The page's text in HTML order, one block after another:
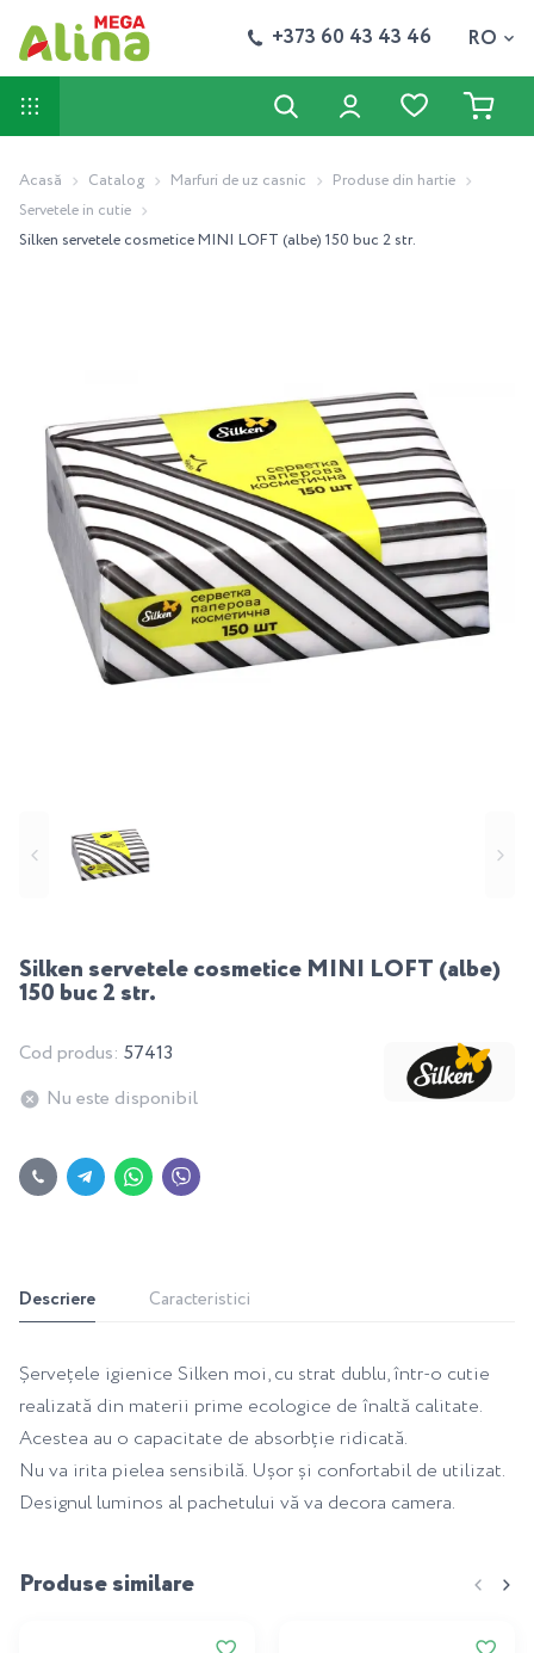
+373 60 43 43 46 RO
Acasă Catalog Marfuri de uz casnic
Produse din hartie
Servetele in cutie
Silken servetele cosmetice MINI LOFT (albe) 150 buc 2 str.
Silken servetele cosmetice MINI LOFT (albe)
150 buc 2 str.
Cod produs: 57413
Nu este disponibil
Descriere Caracteristici
Șervețele igienice Silken moi, cu strat dublu, într-o cutie
realizată din materii prime ecologice de înaltă calitate.
Acestea au o capacitate de absorbție ridicată.
Nu va irita pielea sensibilă. Ușor și confortabil de utilizat.
Designul luminos al pachetului vă va decora camera.
Produse similare